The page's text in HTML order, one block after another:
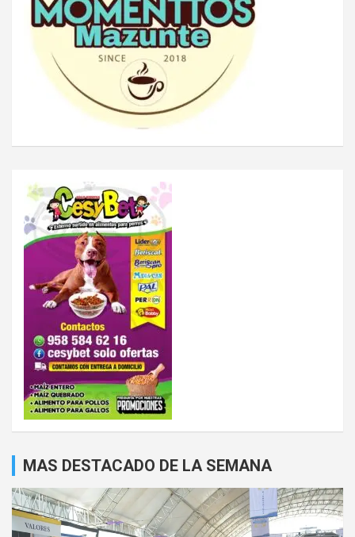
MAS DESTACADO DE LA SEMANA